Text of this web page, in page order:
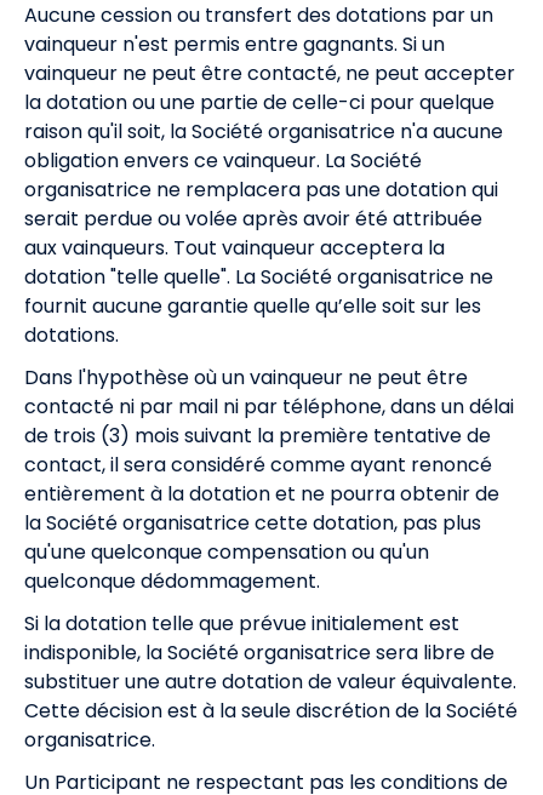
Aucune cession ou transfert des dotations par un
vainqueur n'est permis entre gagnants. Si un
vainqueur ne peut être contacté, ne peut accepter
la dotation ou une partie de celle-ci pour quelque
raison qu'il soit, la Société organisatrice n'a aucune
obligation envers ce vainqueur. La Société
organisatrice ne remplacera pas une dotation qui
serait perdue ou volée après avoir été attribuée
aux vainqueurs. Tout vainqueur acceptera la
dotation "telle quelle". La Société organisatrice ne
fournit aucune garantie quelle qu’elle soit sur les
dotations.
Dans l'hypothèse où un vainqueur ne peut être
contacté ni par mail ni par téléphone, dans un délai
de trois (3) mois suivant la première tentative de
contact, il sera considéré comme ayant renoncé
entièrement à la dotation et ne pourra obtenir de
la Société organisatrice cette dotation, pas plus
qu'une quelconque compensation ou qu'un
quelconque dédommagement.
Si la dotation telle que prévue initialement est
indisponible, la Société organisatrice sera libre de
substituer une autre dotation de valeur équivalente.
Cette décision est à la seule discrétion de la Société
organisatrice.
Un Participant ne respectant pas les conditions de